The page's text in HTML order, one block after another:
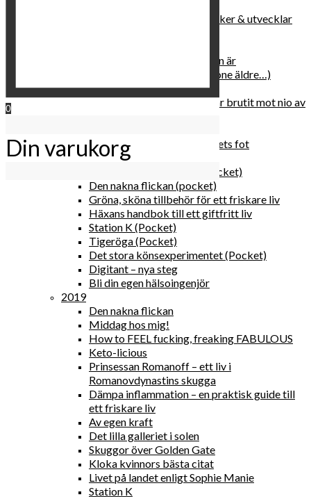
Self Love – hur du läker, stärker & utvecklar
Hur du blir parisisk var du än är
Äldre och klokare (åtminstone äldre…)
Häxans kokbok
Gud gav oss tio bud – jag har brutit mot nio av
Den lilla vingården vid bergets fot
Happy me
Det lilla galleriet i solen (pocket)
Den nakna flickan (pocket)
Gröna, sköna tillbehör för ett friskare liv
Häxans handbok till ett giftfritt liv
Station K (Pocket)
Tigeröga (Pocket)
Det stora könsexperimentet (Pocket)
Digitant – nya steg
Bli din egen hälsoingenjör
2019
Den nakna flickan
Middag hos mig!
How to FEEL fucking, freaking FABULOUS
Keto-licious
Prinsessan Romanoff – ett liv i
Romanovdynastins skugga
Dämpa inflammation – en praktisk guide till
ett friskare liv
Av egen kraft
Det lilla galleriet i solen
Skuggor över Golden Gate
Kloka kvinnors bästa citat
Livet på landet enligt Sophie Manie
Station K
0
Din varukorg